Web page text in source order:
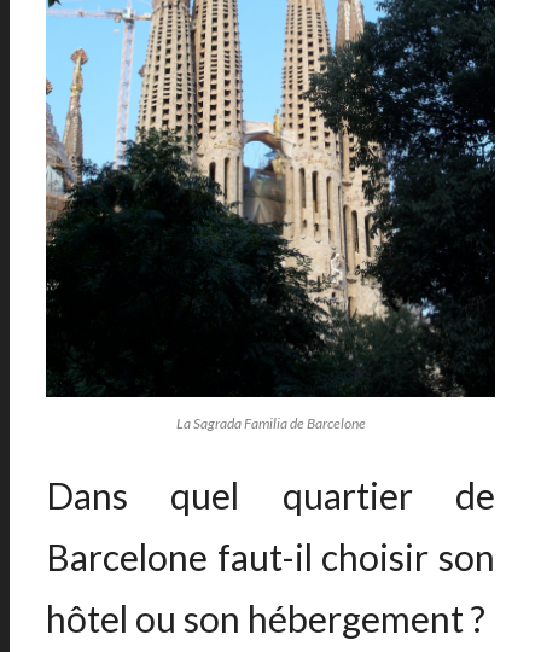
La Sagrada Familia de Barcelone
Dans quel quartier de
Barcelone faut-il choisir son
hôtel ou son hébergement ?